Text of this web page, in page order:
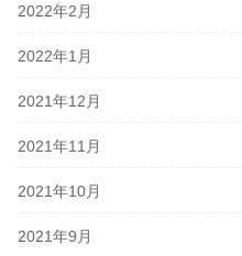
2022年2月
2022年1月
2021年12月
2021年11月
2021年10月
2021年9月